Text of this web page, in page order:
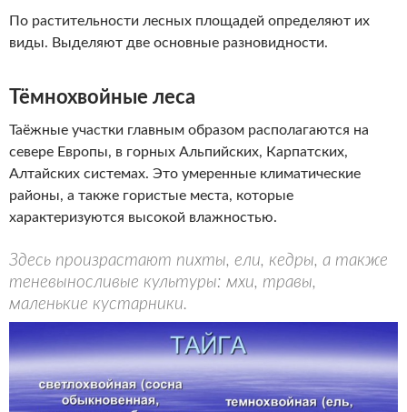
По растительности лесных площадей определяют их
виды. Выделяют две основные разновидности.
Тёмнохвойные леса
Таёжные участки главным образом располагаются на
севере Европы, в горных Альпийских, Карпатских,
Алтайских системах. Это умеренные климатические
районы, а также гористые места, которые
характеризуются высокой влажностью.
Здесь произрастают пихты, ели, кедры, а также
теневыносливые культуры: мхи, травы,
маленькие кустарники.